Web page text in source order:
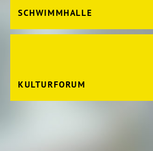
SCHWIMMHALLE
KULTURFORUM